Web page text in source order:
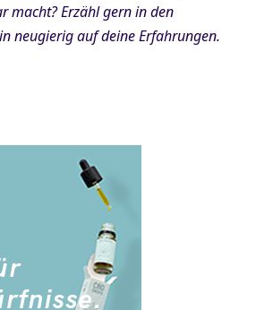
macht? Erzähl gern in den
neugierig auf deine Erfahrungen.
Chronischer Stress und
Faktoren auf Alterung (Nature)
durch Stress